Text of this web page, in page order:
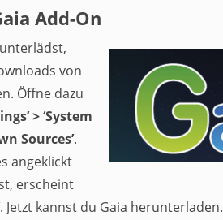
Add-On
von
Öffne dazu
> ‘System
Sources’.
angeklickt
erscheint
. Jetzt kannst du Gaia herunterladen.